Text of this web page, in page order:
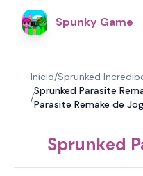
Spunky Game
Início/Sprunked
/
Sprunked Parasite
Parasite Remake de
Sprunked